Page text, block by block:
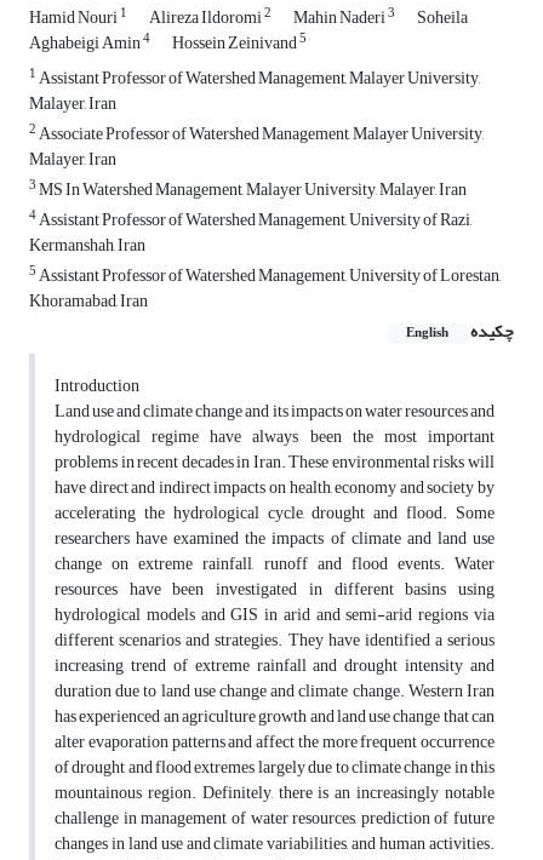
Hamid Nouri1 Alireza Ildoromi2 Mahin Naderi3 Soheila
Aghabeigi Amin4 Hossein Zeinivand5
1Assistant Professor of Watershed Management, Malayer University,
Malayer, Iran
2Associate Professor of Watershed Management, Malayer University,
Malayer, Iran
3MS In Watershed Management, Malayer University, Malayer, Iran
4Assistant Professor of Watershed Management, University of Razi,
Kermanshah, Iran
5Assistant Professor of Watershed Management, University of Lorestan,
Khoramabad, Iran
چکیده
English
Introduction
Land use and climate change and its impacts on water resources and
hydrological regime have always been the most important
problems in recent decades in Iran. These environmental risks will
have direct and indirect impacts on health, economy and society by
accelerating the hydrological cycle, drought and flood. Some
researchers have examined the impacts of climate and land use
change on extreme rainfall, runoff and flood events. Water
resources have been investigated in different basins using
hydrological models and GIS in arid and semi-arid regions via
different scenarios and strategies. They have identified a serious
increasing trend of extreme rainfall and drought intensity and
duration due to land use change and climate change. Western Iran
has experienced an agriculture growth and land use change that can
alter evaporation patterns and affect the more frequent occurrence
of drought and flood extremes largely due to climate change in this
mountainous region. Definitely, there is an increasingly notable
challenge in management of water resources, prediction of future
changes in land use and climate variabilities, and human activities.